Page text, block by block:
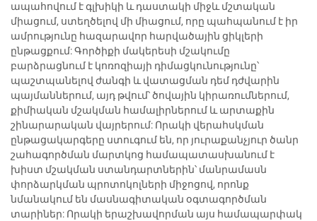
ապահովում է գլխիկի և դաստակի միջև մշտական
միացում, ստեղծելով մի միացում, որը պահպանում է իր
ամրությունը հազարավոր հարվածային ցիկլերի
ընթացքում: Գործիքի մակերեսի մշակումը
բարձրացնում է կոռոզիայի դիմացկունությունը՝
պաշտպանելով ժանգի և վատացման դեմ դժվարին
պայմաններում, այդ թվում՝ ծովային կիրառումներում,
քիմիական մշակման համալիրներում և արտաքին
շինարարական վայրերում: Որակի վերահսկման
ընթացակարգերը ստուգում են, որ յուրաքանչյուր ծանր
շահագործման մարտկոց համապատասխանում է
խիստ մշակման ստանդարտներին՝ մանրամասն
փորձարկման պրոտոկոլների միջոցով, որոնք
նմանակում են մասնագիտական օգտագործման
տարիներ: Որակի երաշխավորման այս համապարփակ